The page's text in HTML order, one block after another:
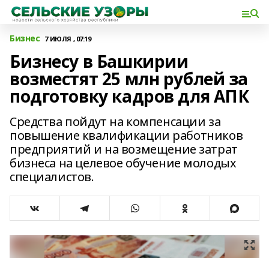
Бизнес 7 ИЮЛЯ , 07:19
Бизнесу в Башкирии
возместят 25 млн рублей за
подготовку кадров для АПК
Средства пойдут на компенсации за
повышение квалификации работников
предприятий и на возмещение затрат
бизнеса на целевое обучение молодых
специалистов.